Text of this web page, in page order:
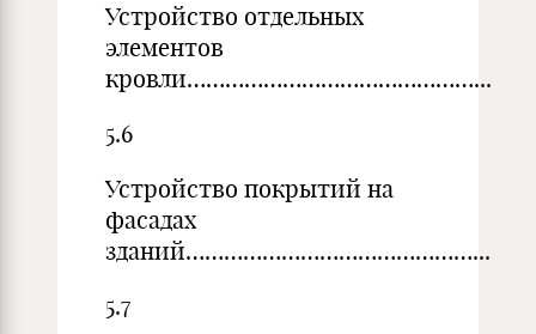
Устройство отдельных
элементов
кровли………………………………………...
5.6
Устройство покрытий на
фасадах
зданий………………………………………...
5.7